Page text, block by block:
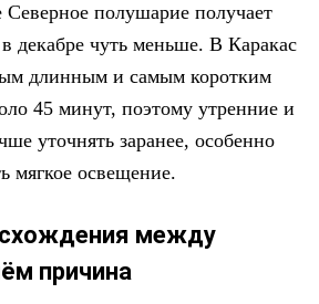
полушарие получает
декабре чуть меньше. В Каракас
длинным и самым коротким
45 минут, поэтому утренние и
уточнять заранее, особенно
мягкое освещение.
между
причина